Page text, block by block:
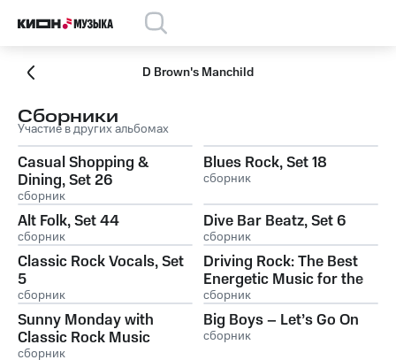
D Brown's Manchild
Сборники
Участие в других альбомах
Casual Shopping &
Dining, Set 26
сборник
Blues Rock, Set 18
сборник
Alt Folk, Set 44
сборник
Dive Bar Beatz, Set 6
сборник
Classic Rock Vocals, Set
5
сборник
Driving Rock: The Best
Energetic Music for the
Road
сборник
Sunny Monday with
Classic Rock Music
сборник
Big Boys – Let’s Go On
сборник